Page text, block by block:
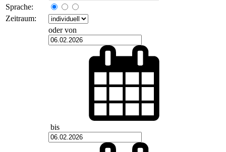
Sprache:
Zeitraum:
oder von
bis